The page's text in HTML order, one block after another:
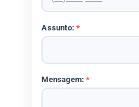
Assunto:*
Mensagem:*